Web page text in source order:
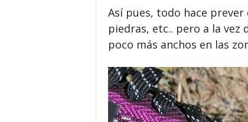
Así pues, todo hace
piedras, etc.. pero a la vez
poco más anchos en las